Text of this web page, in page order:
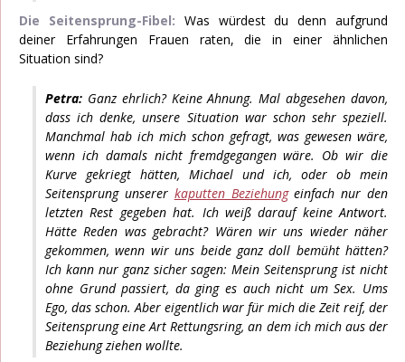
Die Seitensprung-Fibel: Was würdest du denn aufgrund
deiner Erfahrungen Frauen raten, die in einer ähnlichen
Situation sind?
Petra: Ganz ehrlich? Keine Ahnung. Mal abgesehen davon,
dass ich denke, unsere Situation war schon sehr speziell.
Manchmal hab ich mich schon gefragt, was gewesen wäre,
wenn ich damals nicht fremdgegangen wäre. Ob wir die
Kurve gekriegt hätten, Michael und ich, oder ob mein
Seitensprung unserer kaputten Beziehungeinfach nur den
letzten Rest gegeben hat. Ich weiß darauf keine Antwort.
Hätte Reden was gebracht? Wären wir uns wieder näher
gekommen, wenn wir uns beide ganz doll bemüht hätten?
Ich kann nur ganz sicher sagen: Mein Seitensprung ist nicht
ohne Grund passiert, da ging es auch nicht um Sex. Ums
Ego, das schon. Aber eigentlich war für mich die Zeit reif, der
Seitensprung eine Art Rettungsring, an dem ich mich aus der
Beziehung ziehen wollte.